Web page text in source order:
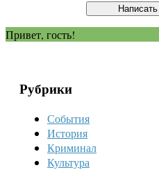
Привет, гость!
Рубрики
События
История
Криминал
Культура